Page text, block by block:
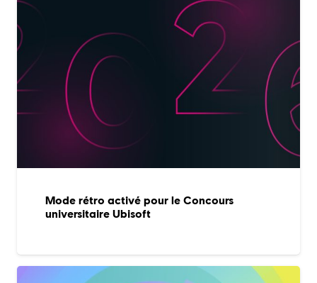
Mode rétro activé pour le Concours
universitaire Ubisoft